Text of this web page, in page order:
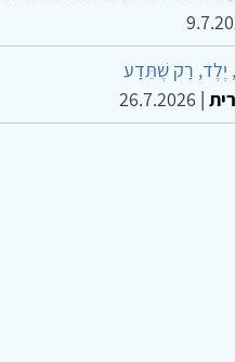
יֶלֶד, רַק שֶׁתֵּדַע
|
26.7.2026